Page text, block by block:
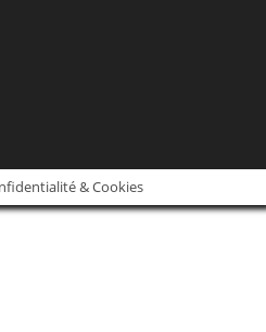
& Cookies